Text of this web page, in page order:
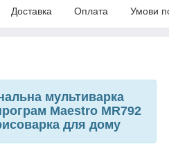
Доставка Оплата Умови
мультиварка
Maestro MR792
для дому